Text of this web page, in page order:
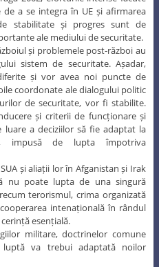
a se integra în UE și afirmarea
stabilitate și progres sunt de
ale mediului de securitate.
și problemele post-război au
sistem de securitate. Așadar,
și vor avea noi puncte de
coordonate ale dialogului politic
de securitate, vor fi stabilite.
și criterii de funcționare și
a deciziilor să fie adaptat la
impusă de lupta împotriva
și aliații lor în Afganistan și Irak
nu poate lupta de una singură
terorismul, crima organizată
intenațională în rândul
esențială.
militare, doctrinelor comune
va trebui adaptată noilor